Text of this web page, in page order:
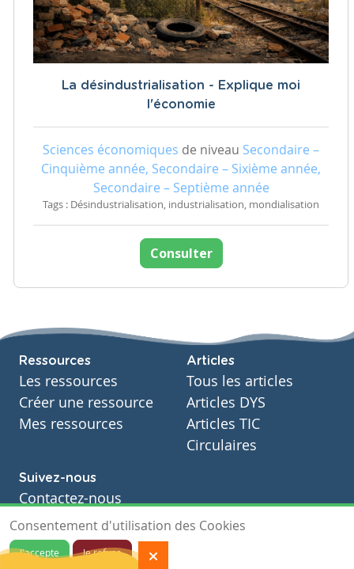
La désindustrialisation - Explique moi
l'économie
Sciences économiques de niveau Secondaire –
Cinquième année, Secondaire – Sixième année,
Secondaire – Septième année
Tags : Désindustrialisation, industrialisation, mondialisation
Consulter
Ressources
Les ressources
Créer une ressource
Mes ressources
Articles
Tous les articles
Articles DYS
Articles TIC
Circulaires
Suivez-nous
Contactez-nous
Soutien scolaire
Notre page Facebook
Consentement d'utilisation des Cookies
J'accepte Je refuse